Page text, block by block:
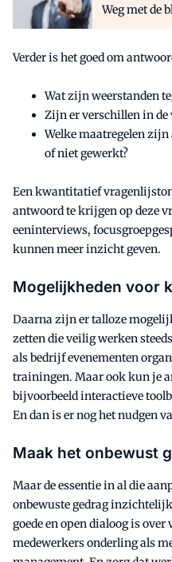
Weg met de
Verder is het goed om
Wat zijn weerstanden
Zijn er verschillen in de
Welke maatregelen zijn
of niet gewerkt?
Een kwantitatief
antwoord te krijgen op deze
eeninterviews,
kunnen meer inzicht geven.
Mogelijkheden voor
Daarna zijn er talloze
zetten die veilig werken
als bedrijf evenementen
trainingen. Maar ook kun je
bijvoorbeeld interactieve
En dan is er nog het nudgen
Maak het onbewust
Maar de essentie in al die
onbewuste gedrag inzichtelijk
goede en open dialoog is
medewerkers onderling als